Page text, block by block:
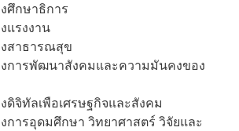
ศึกษาธิการ
แรงงาน
สาธารณสุข
การพัฒนาสังคมและความมันคงของ
ดิจิทัลเพือเศรษฐกิจและสังคม
การอุดมศึกษา วิทยาศาสตร์ วิจัยและ